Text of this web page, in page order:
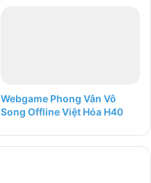
Webgame Phong Vân Vô
Song Offline Việt Hóa H40